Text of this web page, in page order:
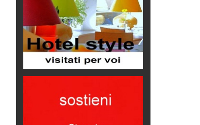
Hotels, B&B e Ristoranti... 10 &
lode
Le nostre recensioni
Bolzano: L'Eisenhut Boutique
Hotel
1500 anni dalla morte